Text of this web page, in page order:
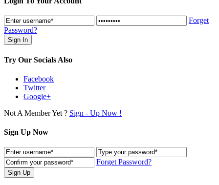
Forget
Password?
Try Our Socials Also
Facebook
Twitter
Google+
Not A Member Yet ? Sign - Up Now !
Sign Up Now
Forget Password?